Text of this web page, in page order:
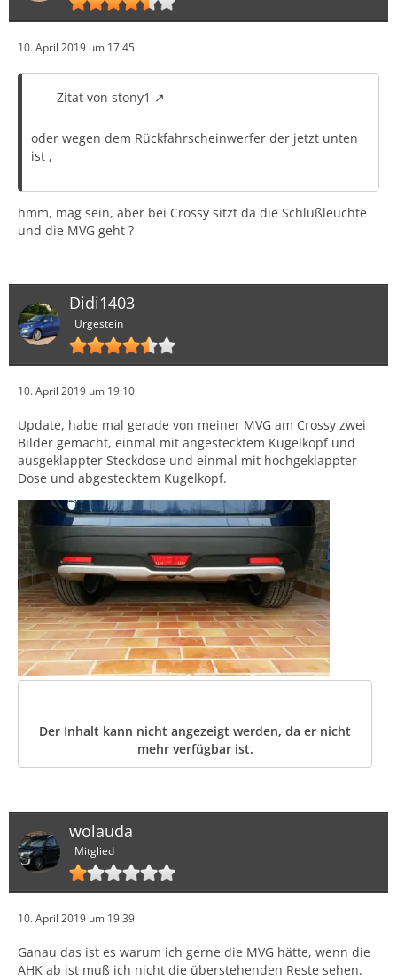
10. April 2019 um 17:45
Zitat von stony1
oder wegen dem Rückfahrscheinwerfer der jetzt unten
ist ,
hmm, mag sein, aber bei Crossy sitzt da die Schlußleuchte
und die MVG geht ?
Didi1403
Urgestein
10. April 2019 um 19:10
Update, habe mal gerade von meiner MVG am Crossy zwei
Bilder gemacht, einmal mit angestecktem Kugelkopf und
ausgeklappter Steckdose und einmal mit hochgeklappter
Dose und abgestecktem Kugelkopf.
Der Inhalt kann nicht angezeigt werden, da er nicht
mehr verfügbar ist.
wolauda
Mitglied
10. April 2019 um 19:39
Ganau das ist es warum ich gerne die MVG hätte, wenn die
AHK ab ist muß ich nicht die überstehenden Reste sehen.